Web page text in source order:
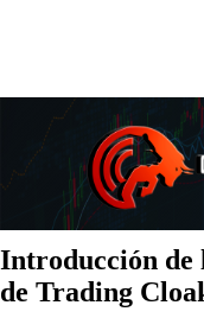
Introducción de
de Trading